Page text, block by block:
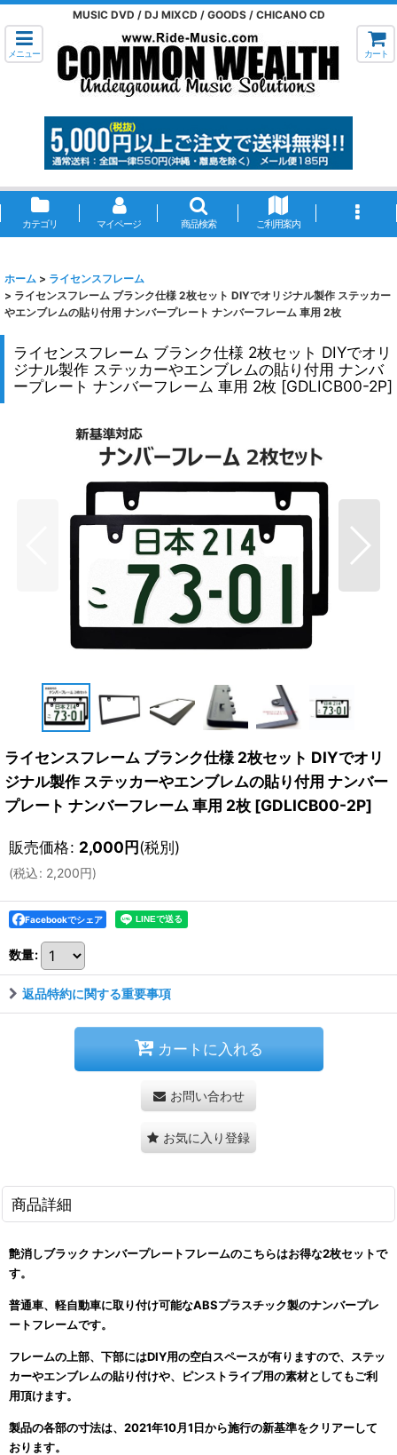
MUSIC DVD / DJ MIXCD / GOODS / CHICANO CD
メニュー カート
カテゴリ マイページ 商品検索 ご利用案内
ホーム > ライセンスフレーム
> ライセンスフレーム ブランク仕様 2枚セット DIYでオリジナル製作 ステッカー
やエンブレムの貼り付用 ナンバープレート ナンバーフレーム 車用 2枚
ライセンスフレーム ブランク仕様 2枚セット DIYでオリ
ジナル製作 ステッカーやエンブレムの貼り付用 ナンバ
ープレート ナンバーフレーム 車用 2枚 [GDLICB00-2P]
ライセンスフレーム ブランク仕様 2枚セット DIYでオリ
ジナル製作 ステッカーやエンブレムの貼り付用 ナンバー
プレート ナンバーフレーム 車用 2枚 [GDLICB00-2P]
販売価格: 2,000円(税別)
(税込: 2,200円)
Facebookでシェア
数量:
返品特約に関する重要事項
カートに入れる
お問い合わせ
お気に入り登録
商品詳細
艶消しブラック ナンバープレートフレームのこちらはお得な2枚セットで
す。
普通車、軽自動車に取り付け可能なABSプラスチック製のナンバープレ
ートフレームです。
フレームの上部、下部にはDIY用の空白スペースが有りますので、ステッ
カーやエンブレムの貼り付けや、ピンストライプ用の素材としてもご利
用頂けます。
製品の各部の寸法は、2021年10月1日から施行の新基準をクリアーして
おります。